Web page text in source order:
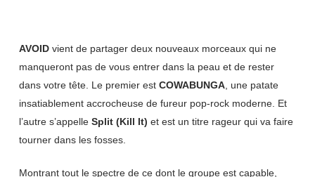
AVOIDvient de partager deux nouveaux morceaux qui ne
manqueront pas de vous entrer dans la peau et de rester
dans votre tête. Le premier est COWABUNGA, une patate
insatiablement accrocheuse de fureur pop-rock moderne. Et
l’autre s’appelle Split (Kill It) et est un titre rageur qui va faire
tourner dans les fosses.
Montrant tout le spectre de ce dont le groupe est capable,